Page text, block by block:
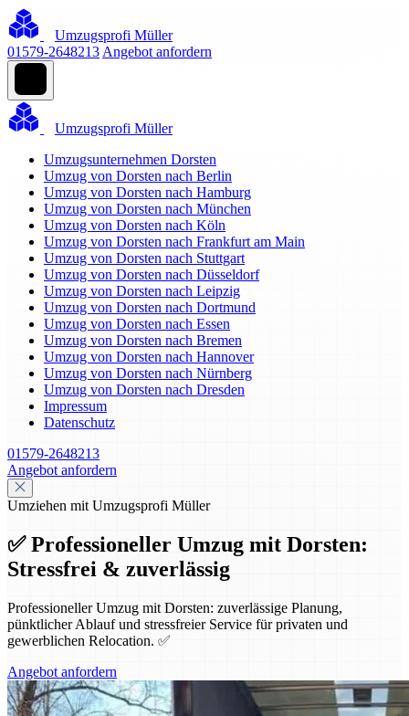
Umzugsprofi Müller
01579-2648213 Angebot anfordern
Umzugsprofi Müller
Umzugsunternehmen Dorsten
Umzug von Dorsten nach Berlin
Umzug von Dorsten nach Hamburg
Umzug von Dorsten nach München
Umzug von Dorsten nach Köln
Umzug von Dorsten nach Frankfurt am Main
Umzug von Dorsten nach Stuttgart
Umzug von Dorsten nach Düsseldorf
Umzug von Dorsten nach Leipzig
Umzug von Dorsten nach Dortmund
Umzug von Dorsten nach Essen
Umzug von Dorsten nach Bremen
Umzug von Dorsten nach Hannover
Umzug von Dorsten nach Nürnberg
Umzug von Dorsten nach Dresden
Impressum
Datenschutz
01579-2648213
Angebot anfordern
Umziehen mit Umzugsprofi Müller
✅ Professioneller Umzug mit Dorsten:
Stressfrei & zuverlässig
Professioneller Umzug mit Dorsten: zuverlässige Planung,
pünktlicher Ablauf und stressfreier Service für privaten und
gewerblichen Relocation. ✅
Angebot anfordern